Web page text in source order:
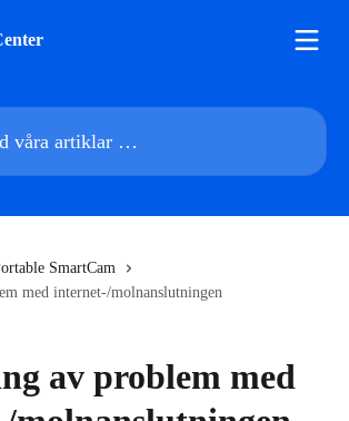
…
SmartCam
med internet-/molnanslutningen
av problem med